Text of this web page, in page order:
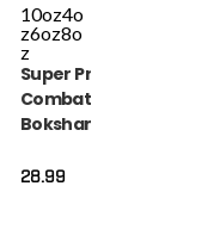
10oz4o
z6oz8o
z
Super Pro
Combat Gear
Bokshandschoen
28.99